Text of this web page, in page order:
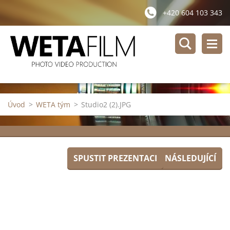
+420 604 103 343
Úvod > WETA tým > Studio2 (2).JPG
SPUSTIT PREZENTACI NÁSLEDUJÍCÍ